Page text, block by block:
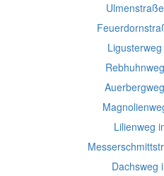
Lilienweg
Dachsweg